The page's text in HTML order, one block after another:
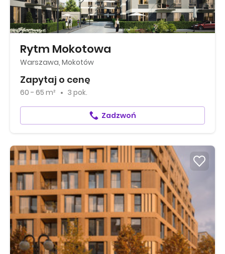
Rytm Mokotowa
Warszawa, Mokotów
Zapytaj o cenę
60 - 65 m² 3 pok.
Zadzwoń